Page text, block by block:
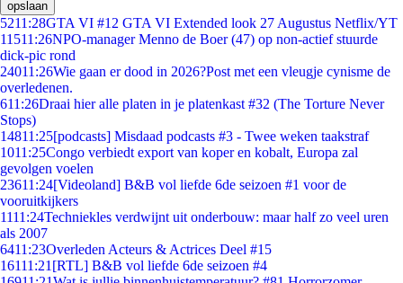
opslaan
5211:28GTA VI #12 GTA VI Extended look 27 Augustus Netflix/YT
11511:26NPO-manager Menno de Boer (47) op non-actief stuurde
dick-pic rond
24011:26Wie gaan er dood in 2026?Post met een vleugje cynisme de
overledenen.
611:26Draai hier alle platen in je platenkast #32 (The Torture Never
Stops)
14811:25[podcasts] Misdaad podcasts #3 - Twee weken taakstraf
1011:25Congo verbiedt export van koper en kobalt, Europa zal
gevolgen voelen
23611:24[Videoland] B&B vol liefde 6de seizoen #1 voor de
vooruitkijkers
1111:24Techniekles verdwijnt uit onderbouw: maar half zo veel uren
als 2007
6411:23Overleden Acteurs & Actrices Deel #15
16111:21 [RTL] B&B vol liefde 6de seizoen #4